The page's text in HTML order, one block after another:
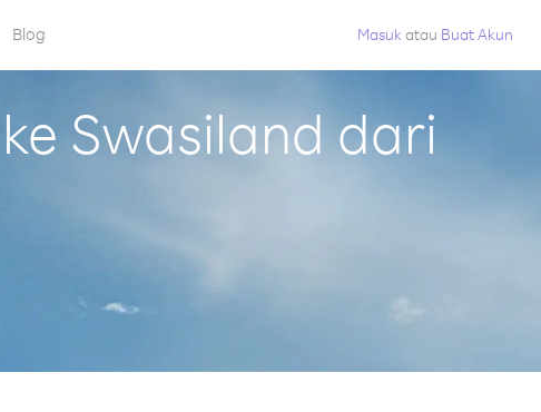
Blog Masuk atau Buat Akun
Swasiland dari